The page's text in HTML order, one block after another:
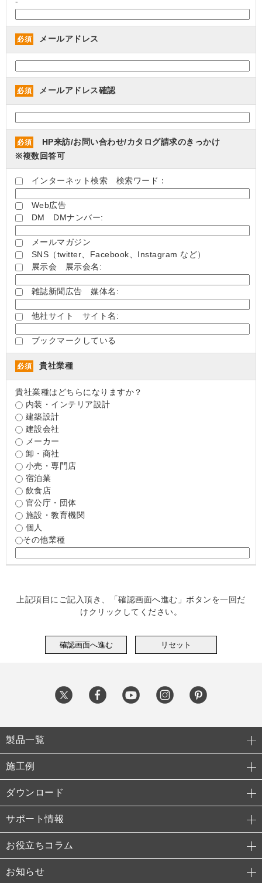
必須 メールアドレス
必須 メールアドレス確認
必須
HP来訪/お問い合わせ/カタログ請求のきっかけ
※複数回答可
インターネット検索 検索ワード：
Web広告
DM DMナンバー:
メールマガジン
SNS（twitter、Facebook、Instagram など）
展示会 展示会名:
雑誌新聞広告 媒体名:
他社サイト サイト名:
ブックマークしている
必須 貴社業種
貴社業種はどちらになりますか？
内装・インテリア設計
建築設計
建設会社
メーカー
卸・商社
小売・専門店
宿泊業
飲食店
官公庁・団体
施設・教育機関
個人
その他業種
上記項目にご記入頂き、「確認画面へ進む」ボタンを一回だ
けクリックしてください。
製品一覧
施工例
ダウンロード
サポート情報
お役立ちコラム
お知らせ